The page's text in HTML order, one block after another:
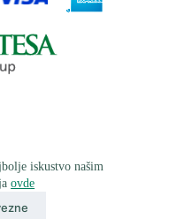
iskustvo našim
ovde